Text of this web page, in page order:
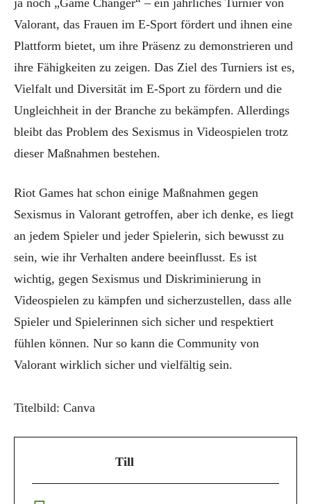
ja noch „Game Changer“ – ein jährliches Turnier von
Valorant, das Frauen im E-Sport fördert und ihnen eine
Plattform bietet, um ihre Präsenz zu demonstrieren und
ihre Fähigkeiten zu zeigen. Das Ziel des Turniers ist es,
Vielfalt und Diversität im E-Sport zu fördern und die
Ungleichheit in der Branche zu bekämpfen. Allerdings
bleibt das Problem des Sexismus in Videospielen trotz
dieser Maßnahmen bestehen.
Riot Games hat schon einige Maßnahmen gegen
Sexismus in Valorant getroffen, aber ich denke, es liegt
an jedem Spieler und jeder Spielerin, sich bewusst zu
sein, wie ihr Verhalten andere beeinflusst. Es ist
wichtig, gegen Sexismus und Diskriminierung in
Videospielen zu kämpfen und sicherzustellen, dass alle
Spieler und Spielerinnen sich sicher und respektiert
fühlen können. Nur so kann die Community von
Valorant wirklich sicher und vielfältig sein.
Titelbild: Canva
Till